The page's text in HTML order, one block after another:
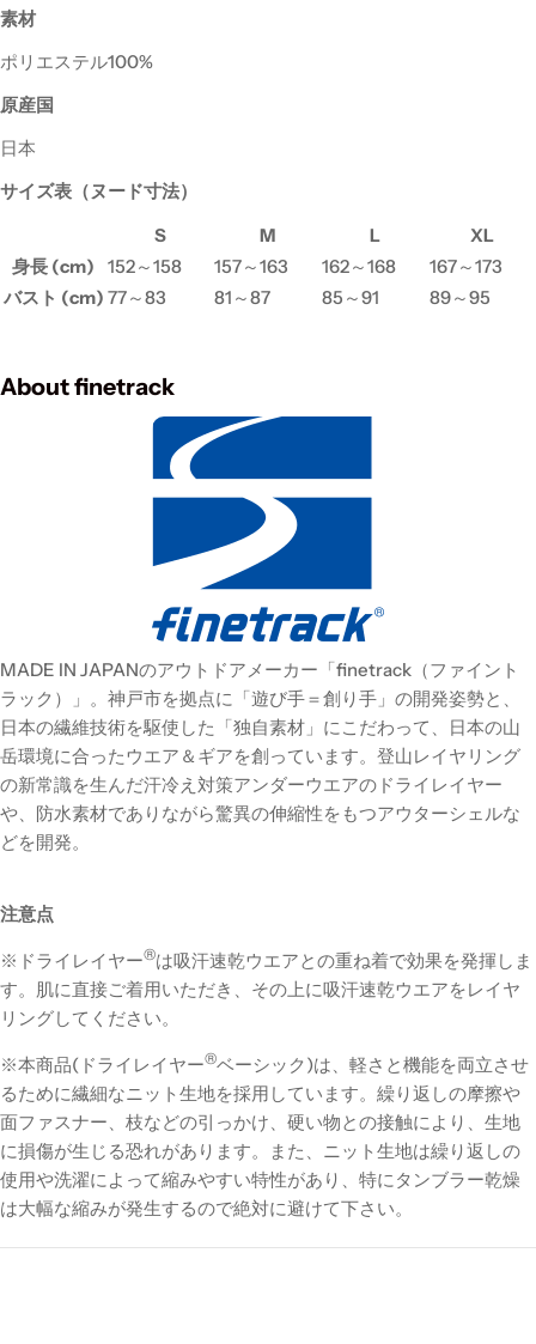
素材
ポリエステル100%
原産国
日本
サイズ表（ヌード寸法）
S
M L
XL
身長 (cm)
152～158 157～163 162～168
167～173
バスト (cm) 77～83 81～87 85～91 89～95
About finetrack
MADE IN JAPANのアウトドアメーカー「finetrack（ファイント
ラック）」。神戸市を拠点に「遊び手＝創り手」の開発姿勢と、
日本の繊維技術を駆使した「独自素材」にこだわって、日本の山
岳環境に合ったウエア＆ギアを創っています。登山レイヤリング
の新常識を生んだ汗冷え対策アンダーウエアのドライレイヤー
や、防水素材でありながら驚異の伸縮性をもつアウターシェルな
どを開発。
注意点
※ドライレイヤー®は吸汗速乾ウエアとの重ね着で効果を発揮しま
す。肌に直接ご着用いただき、その上に吸汗速乾ウエアをレイヤ
リングしてください。
※本商品(ドライレイヤー®ベーシック)は、軽さと機能を両立させ
るために繊細なニット生地を採用しています。繰り返しの摩擦や
面ファスナー、枝などの引っかけ、硬い物との接触により、生地
に損傷が生じる恐れがあります。また、ニット生地は繰り返しの
使用や洗濯によって縮みやすい特性があり、特にタンブラー乾燥
は大幅な縮みが発生するので絶対に避けて下さい。